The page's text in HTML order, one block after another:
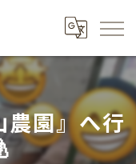
園』へ行